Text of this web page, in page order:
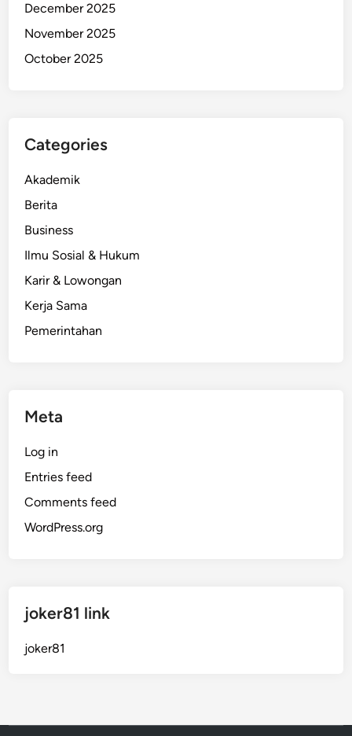
December 2025
November 2025
October 2025
Categories
Akademik
Berita
Business
Ilmu Sosial & Hukum
Karir & Lowongan
Kerja Sama
Pemerintahan
Meta
Log in
Entries feed
Comments feed
WordPress.org
joker81 link
joker81